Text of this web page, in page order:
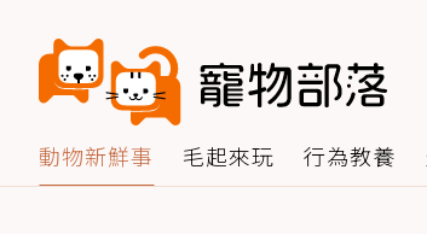
動物新鮮事 毛起來玩 行為教養